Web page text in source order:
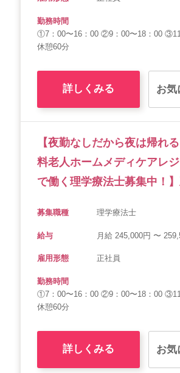
勤務時間
①7：00〜16：00 ②9：00〜18：00
休憩60分
詳しくみる お気
【夜勤なしだから夜は帰れ
料老人ホームメディケアレジ
で働く理学療法士募集中！
募集職種 理学療法士
給与 月給 245,000円 〜
雇用形態 正社員
勤務時間
①7：00〜16：00 ②9：00〜18：00
休憩60分
詳しくみる お気